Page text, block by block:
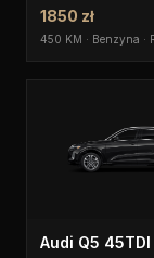
1850 zł
450 KM · Benzyna ·
Audi Q5 45TDI